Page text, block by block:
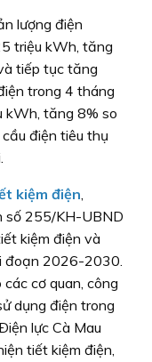
lượng điện
triệu kWh, tăng
tiếp tục tăng
trong 4 tháng
tăng 8% so
điện tiêu thụ
kiệm điện,
số 255/KH-UBND
kiệm điện và
đoạn 2026-2030.
cơ quan, công
dụng điện trong
lực Cà Mau
tiết kiệm điện,